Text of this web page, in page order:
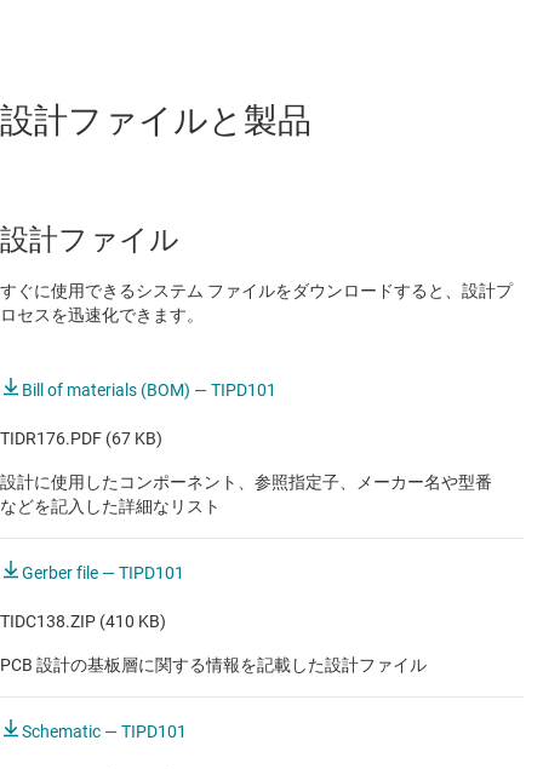
この検証済み設計の内容：
動作原理
コンポーネントのセレクション
TINA-TI シミュレーション
回路図と PCB レイアウト
検証と実測性能
計量器
設計ファイルと製品
設計ファイル
すぐに使用できるシステム ファイルをダウンロードすると、設計プ
ロセスを迅速化できます。
Bill of materials (BOM) — TIPD101
TIDR176.PDF (67 KB)
設計に使用したコンポーネント、参照指定子、メーカー名や型番
などを記入した詳細なリスト
Gerber file — TIPD101
TIDC138.ZIP (410 KB)
PCB 設計の基板層に関する情報を記載した設計ファイル
Schematic — TIPD101